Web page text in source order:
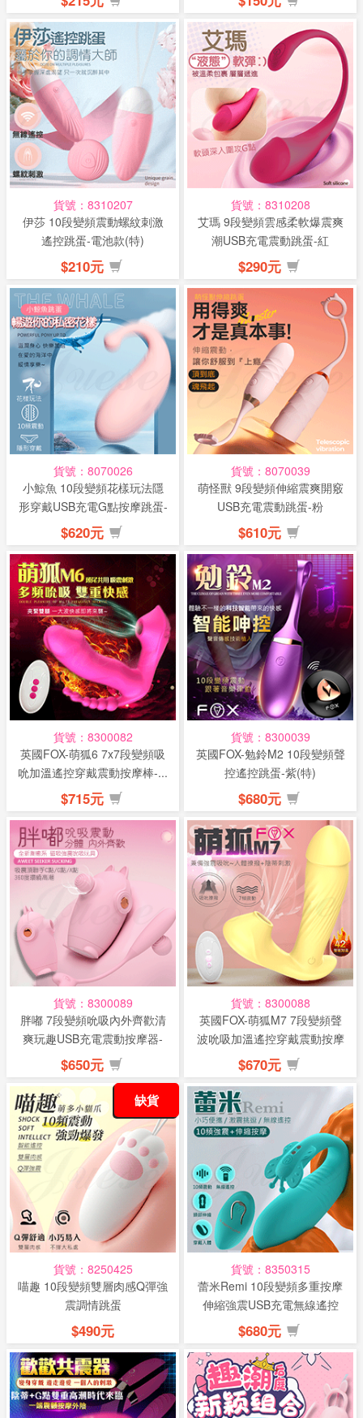
貨號：8310207
伊莎 10段變頻震動螺紋刺激
遙控跳蛋-電池款(特)
$210元
貨號：8310208
艾瑪 9段變頻雲感柔軟爆震爽
潮USB充電震動跳蛋-紅
$290元
貨號：8070026
小鯨魚 10段變頻花樣玩法隱
形穿戴USB充電G點按摩跳蛋-
粉
$620元
貨號：8070039
萌怪獸 9段變頻伸縮震爽開竅
USB充電震動跳蛋-粉
$610元
貨號：8300082
英國FOX-萌狐6 7x7段變頻吸
吮加溫遙控穿戴震動按摩棒-...
$715元
貨號：8300039
英國FOX-勉鈴M2 10段變頻聲
控遙控跳蛋-紫(特)
$680元
貨號：8300089
胖嘟 7段變頻吮吸內外齊歡清
爽玩趣USB充電震動按摩器-
粉
$650元
貨號：8300088
英國FOX-萌狐M7 7段變頻聲
波吮吸加溫遙控穿戴震動按摩
棒...
$670元
貨號：8250425
喵趣 10段變頻雙層肉感Q彈強
震調情跳蛋
$490元
缺貨
貨號：8350315
蕾米Remi 10段變頻多重按摩
伸縮強震USB充電無線遙控
震...
$680元